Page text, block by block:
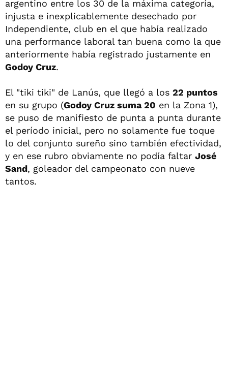
argentino entre los 30 de la máxima categoría,
injusta e inexplicablemente desechado por
Independiente, club en el que había realizado
una performance laboral tan buena como la que
anteriormente había registrado justamente en
Godoy Cruz.
El "tiki tiki" de Lanús, que llegó a los 22 puntos
en su grupo (Godoy Cruz suma 20 en la Zona 1),
se puso de manifiesto de punta a punta durante
el período inicial, pero no solamente fue toque
lo del conjunto sureño sino también efectividad,
y en ese rubro obviamente no podía faltar José
Sand, goleador del campeonato con nueve
tantos.